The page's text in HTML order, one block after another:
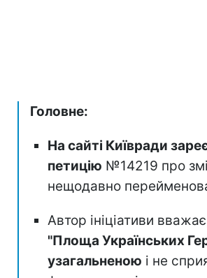
Головне:
На сайті Київради
петицію №14219 про
нещодавно
Автор ініціативи
"Площа Українських
узагальненою і не